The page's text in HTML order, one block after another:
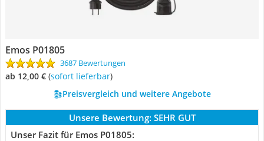
Emos P01805
3687 Bewertungen
ab 12,00 € ( Sofort lieferbar)
Preisvergleich und weitere Angebote
Unsere Bewertung: SEHR GUT
Unser Fazit für Emos P01805: